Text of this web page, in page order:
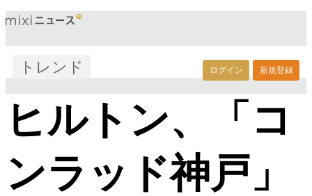
ログイン 新規登録
トレンド
ヒルトン、「コ
ンラッド神戸」